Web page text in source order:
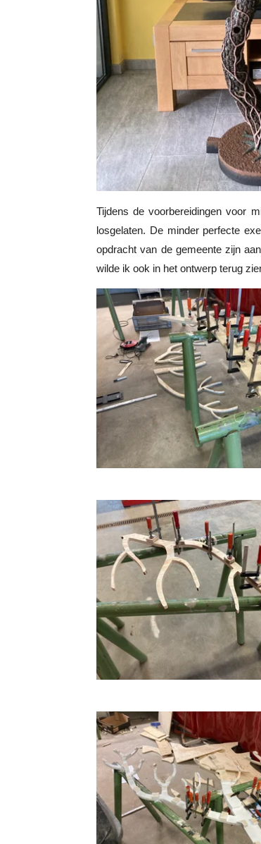
Tijdens de voorbereidingen voor
losgelaten. De minder perfecte
opdracht van de gemeente zijn
wilde ik ook in het ontwerp terug